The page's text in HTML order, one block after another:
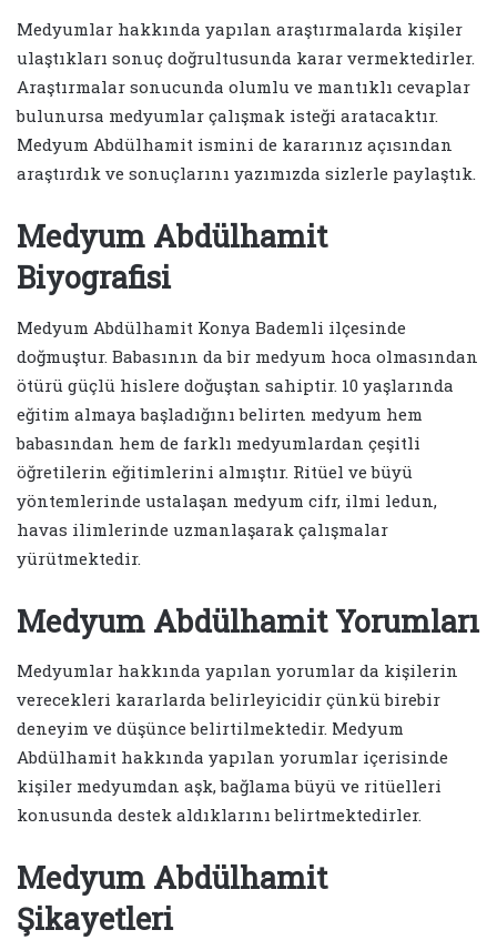
Medyumlar hakkında yapılan araştırmalarda kişiler
ulaştıkları sonuç doğrultusunda karar vermektedirler.
Araştırmalar sonucunda olumlu ve mantıklı cevaplar
bulunursa medyumlar çalışmak isteği aratacaktır.
Medyum Abdülhamit ismini de kararınız açısından
araştırdık ve sonuçlarını yazımızda sizlerle paylaştık.
Medyum Abdülhamit
Biyografisi
Medyum Abdülhamit Konya Bademli ilçesinde
doğmuştur. Babasının da bir medyum hoca olmasından
ötürü güçlü hislere doğuştan sahiptir. 10 yaşlarında
eğitim almaya başladığını belirten medyum hem
babasından hem de farklı medyumlardan çeşitli
öğretilerin eğitimlerini almıştır. Ritüel ve büyü
yöntemlerinde ustalaşan medyum cifr, ilmi ledun,
havas ilimlerinde uzmanlaşarak çalışmalar
yürütmektedir.
Medyum Abdülhamit Yorumları
Medyumlar hakkında yapılan yorumlar da kişilerin
verecekleri kararlarda belirleyicidir çünkü birebir
deneyim ve düşünce belirtilmektedir. Medyum
Abdülhamit hakkında yapılan yorumlar içerisinde
kişiler medyumdan aşk, bağlama büyü ve ritüelleri
konusunda destek aldıklarını belirtmektedirler.
Medyum Abdülhamit
Şikayetleri